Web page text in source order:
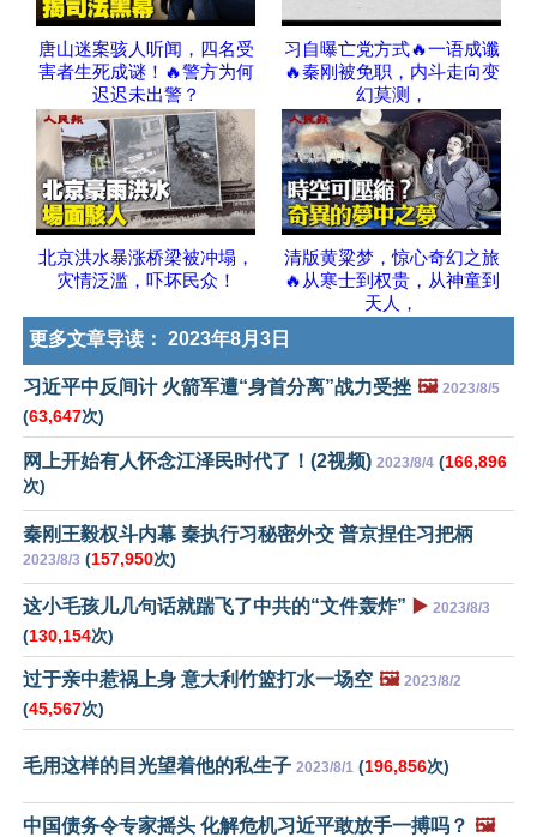
唐山迷案骇人听闻，四名受
害者生死成谜！🔥警方为何
迟迟未出警？
习自曝亡党方式🔥一语成谶
🔥秦刚被免职，内斗走向变
幻莫测，
北京洪水暴涨桥梁被冲塌，
灾情泛滥，吓坏民众！
清版黄粱梦，惊心奇幻之旅
🔥从寒士到权贵，从神童到
天人，
更多文章导读： 2023年8月3日
习近平中反间计 火箭军遭“身首分离”战力受挫 🖼️ 2023/8/5
(63,647次)
网上开始有人怀念江泽民时代了！(2视频) 2023/8/4 (166,896
次)
秦刚王毅权斗内幕 秦执行习秘密外交 普京捏住习把柄
2023/8/3 (157,950次)
这小毛孩儿几句话就踹飞了中共的“文件轰炸” ▶️ 2023/8/3
(130,154次)
过于亲中惹祸上身 意大利竹篮打水一场空 🖼️ 2023/8/2
(45,567次)
毛用这样的目光望着他的私生子 2023/8/1 (196,856次)
中国债务令专家摇头 化解危机习近平敢放手一搏吗？ 🖼️